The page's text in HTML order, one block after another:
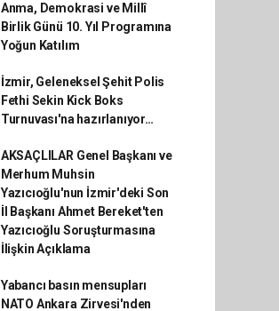
Anma, Demokrasi ve Millî
Birlik Günü 10. Yıl Programına
Yoğun Katılım
İzmir, Geleneksel Şehit Polis
Fethi Sekin Kick Boks
Turnuvası'na hazırlanıyor…
AKSAÇLILAR Genel Başkanı ve
Merhum Muhsin
Yazıcıoğlu'nun İzmir'deki Son
İl Başkanı Ahmet Bereket'ten
Yazıcıoğlu Soruşturmasına
İlişkin Açıklama
Yabancı basın mensupları
NATO Ankara Zirvesi'nden